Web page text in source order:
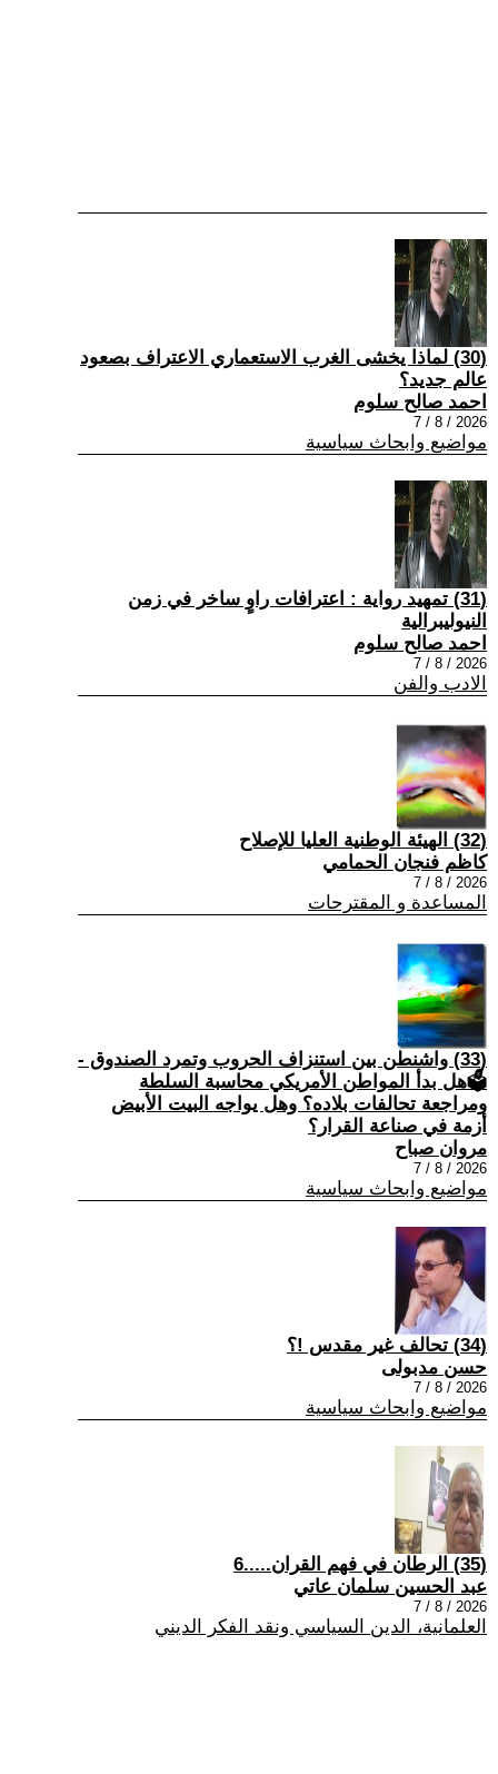
(30) لماذا يخشى الغرب الاستعماري الاعتراف بصعود
عالم جديد؟
احمد صالح سلوم
2026 / 8 / 7
مواضيع وابحاث سياسية
(31) تمهيد رواية : اعترافات راوٍ ساخر في زمن
النيوليبرالية
احمد صالح سلوم
2026 / 8 / 7
الادب والفن
(32) الهيئة الوطنية العليا للإصلاح
كاظم فنجان الحمامي
2026 / 8 / 7
المساعدة و المقترحات
(33) واشنطن بين استنزاف الحروب وتمرد الصندوق -
🗳هل بدأ المواطن الأمريكي محاسبة السلطة
ومراجعة تحالفات بلاده؟ وهل يواجه البيت الأبيض
أزمة في صناعة القرار؟
مروان صباح
2026 / 8 / 7
مواضيع وابحاث سياسية
(34) تحالف غير مقدس !؟
حسن مدبولى
2026 / 8 / 7
مواضيع وابحاث سياسية
(35) الرطان في فهم القران.....6
عبد الحسين سلمان عاتي
2026 / 8 / 7
العلمانية، الدين السياسي ونقد الفكر الديني